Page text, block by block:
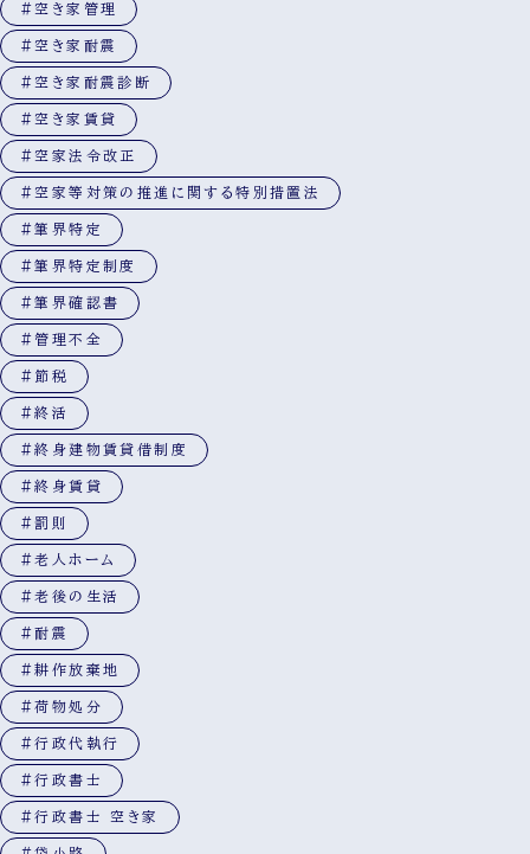
#空き家管理
#空き家耐震
#空き家耐震診断
#空き家賃貸
#空家法令改正
#空家等対策の推進に関する特別措置法
#筆界特定
#筆界特定制度
#筆界確認書
#管理不全
#節税
#終活
#終身建物賃貸借制度
#終身賃貸
#罰則
#老人ホーム
#老後の生活
#耐震
#耕作放棄地
#荷物処分
#行政代執行
#行政書士
#行政書士 空き家